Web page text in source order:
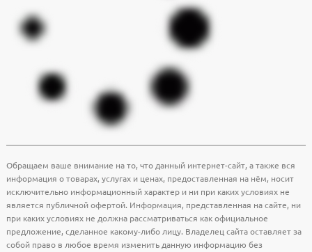
Обращаем ваше внимание на то, что данный интернет-сайт, а также вся
информация о товарах, услугах и ценах, предоставленная на нём, носит
исключительно информационный характер и ни при каких условиях не
является публичной офертой. Информация, представленная на сайте, ни
при каких условиях не должна рассматриваться как официальное
предложение, сделанное какому-либо лицу. Владелец сайта оставляет за
собой право в любое время изменить данную информацию без